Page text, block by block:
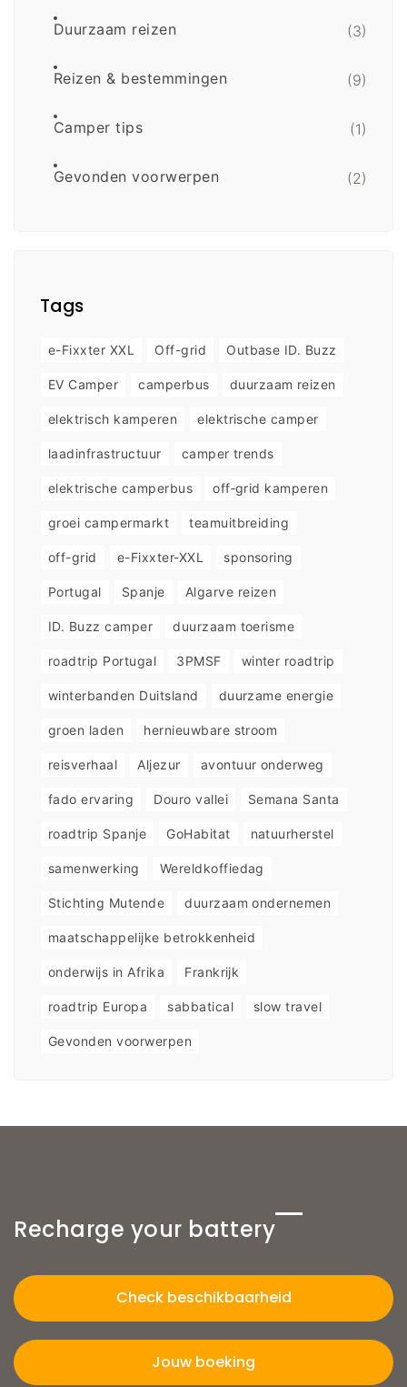
Duurzaam reizen (3)
Reizen & bestemmingen (9)
Camper tips (1)
Gevonden voorwerpen (2)
Tags
e-Fixxter XXL Off-grid Outbase ID. Buzz
EV Camper camperbus duurzaam reizen
elektrisch kamperen elektrische camper
laadinfrastructuur camper trends
elektrische camperbus off‑grid kamperen
groei campermarkt teamuitbreiding
off-grid e-Fixxter-XXL sponsoring
Portugal Spanje Algarve reizen
ID. Buzz camper duurzaam toerisme
roadtrip Portugal 3PMSF winter roadtrip
winterbanden Duitsland duurzame energie
groen laden hernieuwbare stroom
reisverhaal Aljezur avontuur onderweg
fado ervaring Douro vallei Semana Santa
roadtrip Spanje GoHabitat natuurherstel
samenwerking Wereldkoffiedag
Stichting Mutende duurzaam ondernemen
maatschappelijke betrokkenheid
onderwijs in Afrika Frankrijk
roadtrip Europa sabbatical slow travel
Gevonden voorwerpen
Recharge your battery
Check beschikbaarheid
Jouw boeking